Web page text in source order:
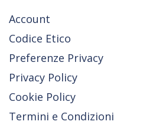
Account
Codice Etico
Preferenze Privacy
Privacy Policy
Cookie Policy
Termini e Condizioni